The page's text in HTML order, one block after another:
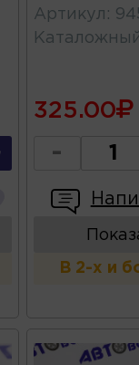
Артикул :
325.00
-
В 2-х и